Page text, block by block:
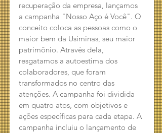
recuperação da empresa, lançamos
a campanha "Nosso Aço é Você". O
conceito coloca as pessoas como o
maior bem da Usiminas, seu maior
patrimônio. Através dela,
resgatamos a autoestima dos
colaboradores, que foram
transformados no centro das
atenções. A campanha foi dividida
em quatro atos, com objetivos e
ações específicas para cada etapa. A
campanha incluiu o lançamento de